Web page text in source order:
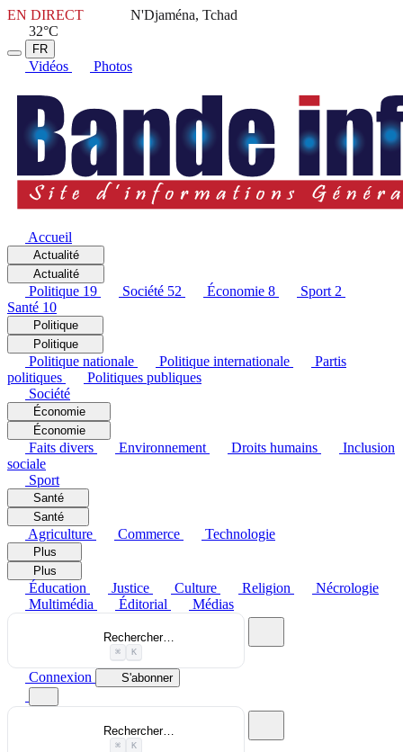
EN DIRECT
N'Djaména, Tchad
32°C
FR
Vidéos Photos
Accueil
Actualité
Actualité
Politique 19 Société 52 Économie 8 Sport 2
Santé 10
Politique
Politique
Politique nationale Politique internationale
Partis
politiques
Politiques publiques
Société
Économie
Économie
Faits divers Environnement Droits humains
Inclusion
sociale
Sport
Santé
Santé
Agriculture Commerce Technologie
Plus
Plus
Éducation Justice Culture Religion
Nécrologie
Multimédia
Éditorial Médias
Rechercher…
⌘ K
Connexion S'abonner
Rechercher…
⌘ K